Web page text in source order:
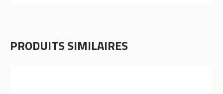
PRODUITS SIMILAIRES